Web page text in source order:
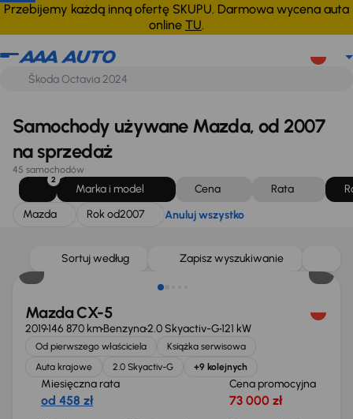
Przebijemy każdą inną ofertę SKUPU. Darmowa wycena auta
online TU.
Mazda Rok od 2007 Anuluj wszystko
Samochody używane Mazda, od 2007
na sprzedaż
45 samochodów
2
Marka i model Cena Rata
Mazda
Rok od2007 Anuluj wszystko
Sortuj według Zapisz wyszukiwanie
Taniej o 1 500 zł
Mazda CX-5
2019146 870 kmBenzyna2.0 Skyactiv-G121 kW
Od pierwszego właściciela
Książka serwisowa
Auta krajowe
2.0 Skyactiv-G +9 kolejnych
Miesięczna rata
od 458 zł
Cena promocyjna
73 000 zł